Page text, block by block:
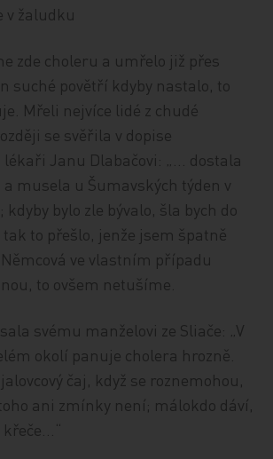
v žaludku
zde choleru a umřelo již přes
suché povětří kdyby nastalo, to
Mřeli nejvíce lidé z chudé
se svěřila v dopise
Janu Dlabačovi: „… dostala
musela u Šumavských týden v
kdyby bylo zle bývalo, šla bych do
to přešlo, jenže jsem špatně
ve vlastním případu
to ovšem netušíme.
svému manželovi ze Sliače: „V
okolí panuje cholera hrozně.
čaj, když se roznemohou,
ani zmínky není; málokdo dáví,